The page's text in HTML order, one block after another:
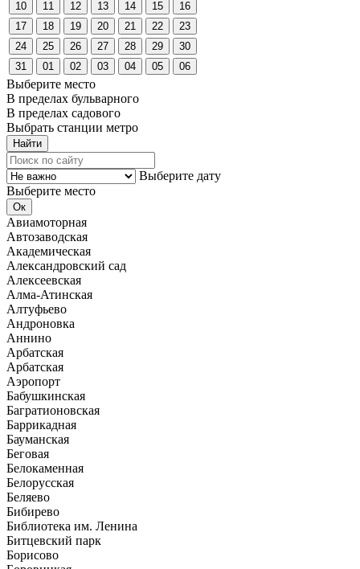
10
11 12 13 14 15
16
17
18 19 20 21 22
23
24
25 26 27 28 29
30
31
01 02 03 04 05 06
Выберите место
В пределах бульварного
В пределах садового
Выбрать станции метро
Выберите дату
Выберите место
Авиамоторная
Автозаводская
Академическая
Александровский сад
Алексеевская
Алма-Атинская
Алтуфьево
Андроновка
Аннино
Арбатская
Арбатская
Аэропорт
Бабушкинская
Багратионовская
Баррикадная
Бауманская
Беговая
Белокаменная
Белорусская
Беляево
Бибирево
Библиотека им. Ленина
Битцевский парк
Борисово